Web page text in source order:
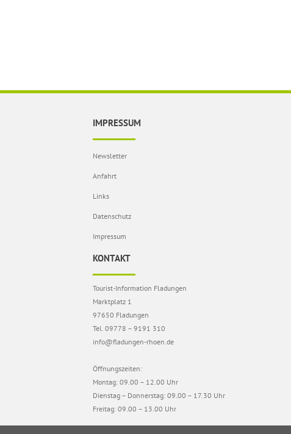
IMPRESSUM
Newsletter
Anfahrt
Links
Datenschutz
Impressum
KONTAKT
Tourist-Information Fladungen
Marktplatz 1
97650 Fladungen
Tel. 09778 – 9191 310
info@fladungen-rhoen.de
Öffnungszeiten:
Montag: 09.00 – 12.00 Uhr
Dienstag – Donnerstag: 09.00 – 17.30 Uhr
Freitag: 09.00 – 13.00 Uhr